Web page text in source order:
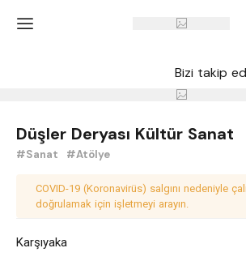
'
Bizi takip
Düşler Deryası Kültür Sanat
#Sanat #Atölye
COVID-19 (Koronavirüs) salgını nedeniyle
doğrulamak için işletmeyi arayın.
Karşıyaka